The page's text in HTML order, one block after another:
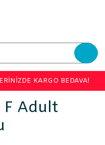
KARGO BEDAVA!
F Adult